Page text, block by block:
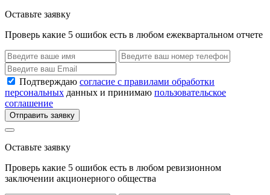
Оставьте заявку
Проверь какие 5 ошибок есть в любом ежеквартальном отчете
Подтверждаю согласие с правилами обработки
персональных данных и принимаю пользовательское
соглашение
Отправить заявку
Оставьте заявку
Проверь какие 5 ошибок есть в любом ревизионном
заключении акционерного общества